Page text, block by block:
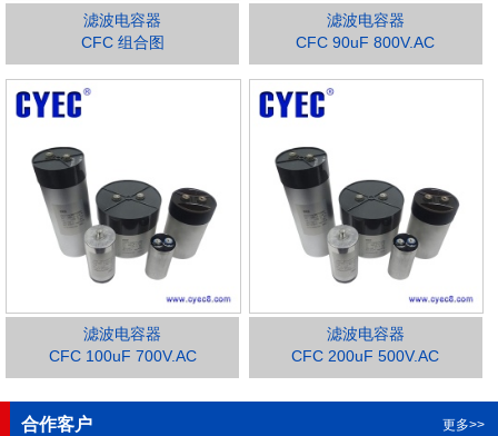
滤波电容器
CFC 组合图
滤波电容器
CFC 90uF 800V.AC
滤波电容器
CFC 100uF 700V.AC
滤波电容器
CFC 200uF 500V.AC
合作客户 更多>>